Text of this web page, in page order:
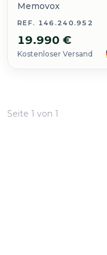
Memovox
REF. 146.240.952
19.990 €
Kostenloser Versand
Seite 1 von 1